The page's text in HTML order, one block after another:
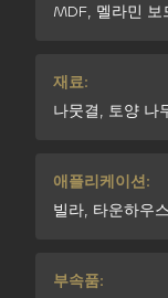
MDF, 멜라민 보
재료:
나뭇결, 토양 나
애플리케이션:
빌라, 타운하우
부속품: